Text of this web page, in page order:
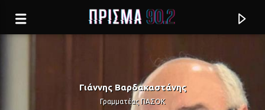
Γιάννης Βαρδακαστάνης
Γραμματέας ΠΑΣΟΚ